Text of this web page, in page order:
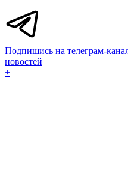
Подпишись на телеграм-
новостей
+